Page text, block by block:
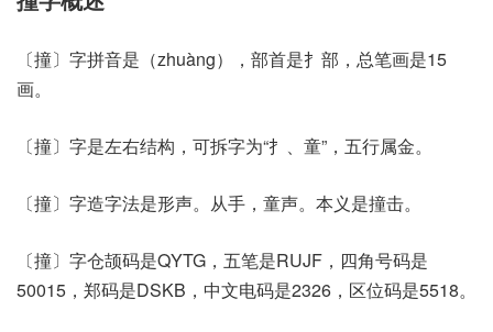
〔撞〕字拼音是（zhuàng），部首是扌部，总笔画是15
画。
〔撞〕字是左右结构，可拆字为“扌、童”，五行属金。
〔撞〕字造字法是形声。从手，童声。本义是撞击。
〔撞〕字仓颉码是QYTG，五笔是RUJF，四角号码是
50015，郑码是DSKB，中文电码是2326，区位码是5518。